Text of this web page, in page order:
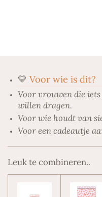
💛 Voor wie is dit?
Voor vrouwen die
willen dragen.
Voor wie houdt van
Voor een cadeautje
Leuk te combineren..